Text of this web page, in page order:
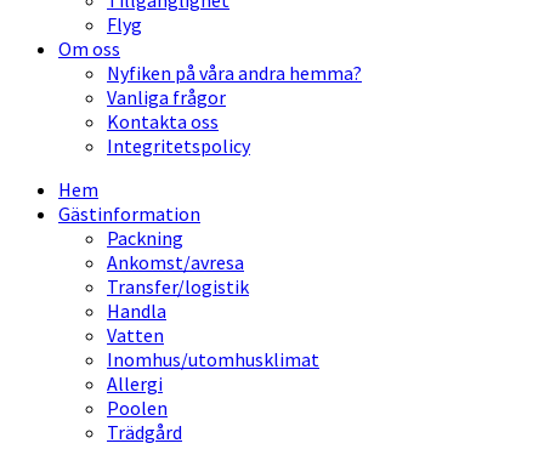
Flyg
Om oss
Nyfiken på våra andra hemma?
Vanliga frågor
Kontakta oss
Integritetspolicy
Hem
Gästinformation
Packning
Ankomst/avresa
Transfer/logistik
Handla
Vatten
Inomhus/utomhusklimat
Allergi
Poolen
Trädgård